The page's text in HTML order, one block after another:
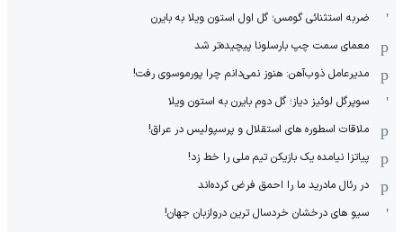
ضربه استثنائی گومس؛ گل اول استون ویلا به بایرن
معمای سمت چپ بارسلونا پیچیده‌تر شد
مدیرعامل ذوب‌آهن: هنوز نمی‌دانم چرا پورموسوی رفت!
سوپرگل لوئیز دیاز؛ گل دوم بایرن به استون ویلا
ملاقات اسطوره های استقلال و پرسپولیس در عراق!
پیاتزا نیامده یک بازیکن تیم ملی را خط زد!
در رئال مادرید ما را احمق فرض کرده‌اند
سیو های درخشان خردسال ترین دروازبان جهان!